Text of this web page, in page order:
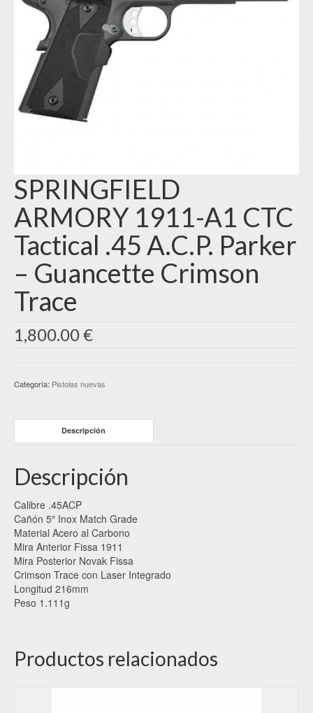
SPRINGFIELD
ARMORY 1911-A1 CTC
Tactical .45 A.C.P. Parker
– Guancette Crimson
Trace
1,800.00€
Categoría: Pistolas nuevas
Descripción
Descripción
Calibre .45ACP
Cañón 5″ Inox Match Grade
Material Acero al Carbono
Mira Anterior Fissa 1911
Mira Posterior Novak Fissa
Crimson Trace con Laser Integrado
Longitud 216mm
Peso 1.111g
Productos relacionados